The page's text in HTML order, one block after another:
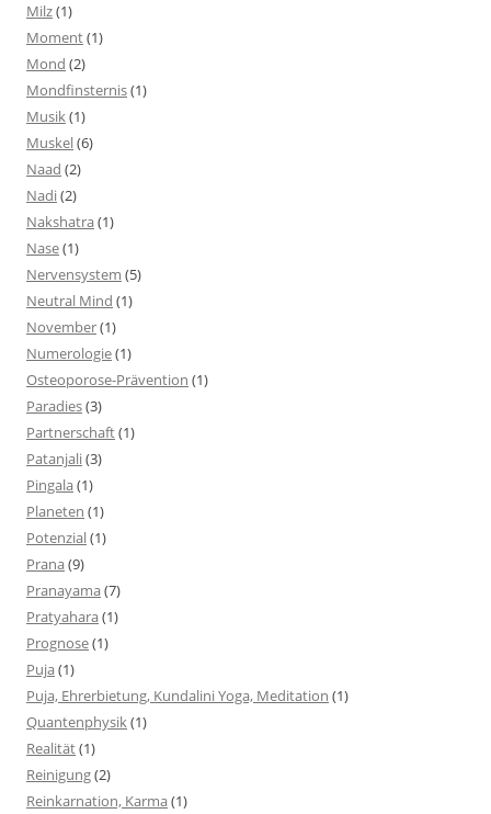
Milz(1)
Moment(1)
Mond (2)
Mondfinsternis(1)
Musik(1)
Muskel(6)
Naad (2)
Nadi(2)
Nakshatra(1)
Nase(1)
Nervensystem (5)
Neutral Mind (1)
November(1)
Numerologie(1)
Osteoporose-Prävention (1)
Paradies(3)
Partnerschaft(1)
Patanjali(3)
Pingala(1)
Planeten (1)
Potenzial(1)
Prana(9)
Pranayama(7)
Pratyahara(1)
Prognose(1)
Puja(1)
Puja, Ehrerbietung, Kundalini Yoga, Meditation (1)
Quantenphysik(1)
Realität(1)
Reinigung(2)
Reinkarnation, Karma(1)